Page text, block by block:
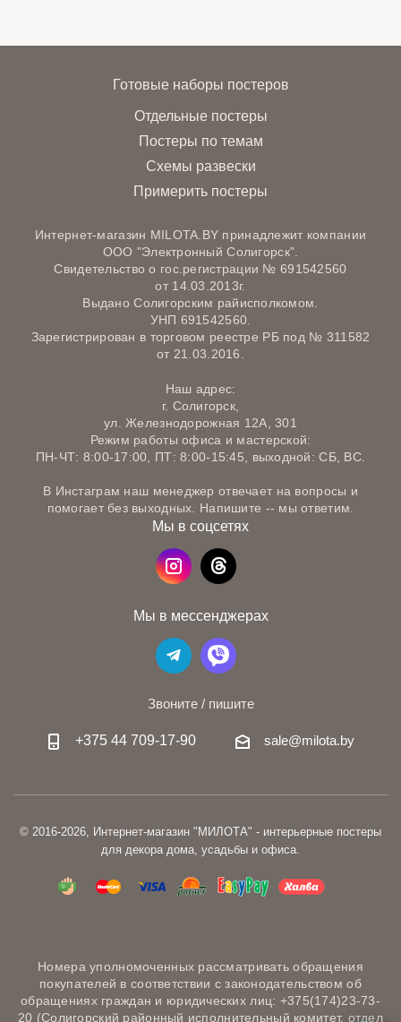
Готовые наборы постеров
Отдельные постеры
Постеры по темам
Схемы развески
Примерить постеры
Интернет-магазин MILOTA.BY принадлежит компании
ООО "Электронный Солигорск".
Свидетельство о гос.регистрации № 691542560
от 14.03.2013г.
Выдано Солигорским райисполкомом.
УНП 691542560.
Зарегистрирован в торговом реестре РБ под № 311582
от 21.03.2016.
Наш адрес:
г. Солигорск,
ул. Железнодорожная 12А, 301
Режим работы офиса и мастерской:
ПН-ЧТ: 8:00-17:00, ПТ: 8:00-15:45, выходной: СБ, ВС.
В Инстаграм наш менеджер отвечает на вопросы и
помогает без выходных. Напишите -- мы ответим.
Мы в соцсетях
Мы в мессенджерах
Звоните / пишите
+375 44 709-17-90 sale@milota.by
© 2016-2026, Интернет-магазин "МИЛОТА" - интерьерные постеры
для декора дома, усадьбы и офиса.
Номера уполномоченных рассматривать обращения
покупателей в соответствии с законодательством об
обращениях граждан и юридических лиц: +375(174)23-73-
20 (Солигорский районный исполнительный комитет, отдел